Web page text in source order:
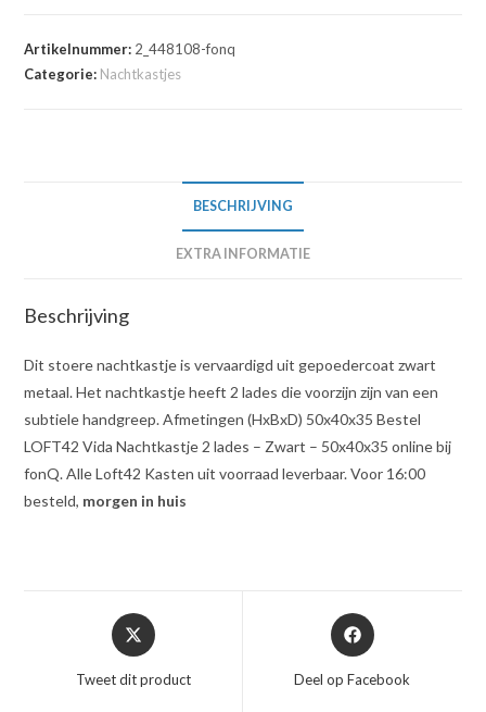
Artikelnummer: 2_448108-fonq
Categorie: Nachtkastjes
BESCHRIJVING
EXTRA INFORMATIE
Beschrijving
Dit stoere nachtkastje is vervaardigd uit gepoedercoat zwart
metaal. Het nachtkastje heeft 2 lades die voorzijn zijn van een
subtiele handgreep. Afmetingen (HxBxD) 50x40x35 Bestel
LOFT42 Vida Nachtkastje 2 lades – Zwart – 50x40x35 online bij
fonQ. Alle Loft42 Kasten uit voorraad leverbaar. Voor 16:00
besteld, morgen in huis
Opent
in
nieuw
Tweet dit product
Opent
in
nieuw
Deel op Facebook